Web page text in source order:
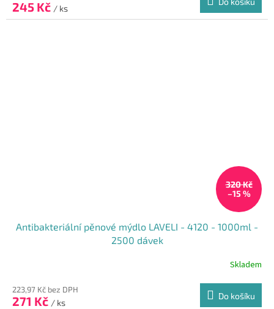
245 Kč / ks
320 Kč
–15 %
Antibakteriální pěnové mýdlo LAVELI - 4120 - 1000ml -
2500 dávek
produktu
je
Skladem
223,97 Kč bez DPH
271 Kč / ks
Do košíku